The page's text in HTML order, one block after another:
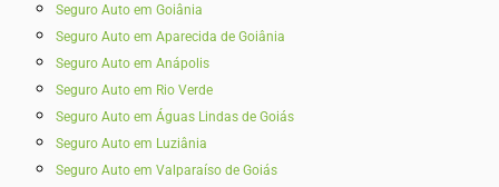
Seguro Auto em Goiânia
Seguro Auto em Aparecida de Goiânia
Seguro Auto em Anápolis
Seguro Auto em Rio Verde
Seguro Auto em Águas Lindas de Goiás
Seguro Auto em Luziânia
Seguro Auto em Valparaíso de Goiás